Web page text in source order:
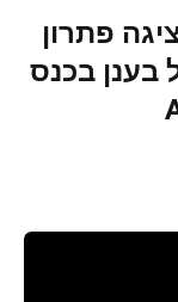
פתרון
בענן בכנס